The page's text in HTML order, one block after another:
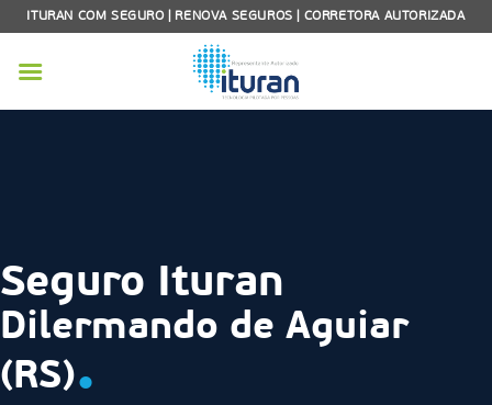
Skip
content
ITURAN COM SEGURO | RENOVA SEGUROS | CORRETORA AUTORIZADA
Seguro Ituran
Dilermando de Aguiar
(RS).